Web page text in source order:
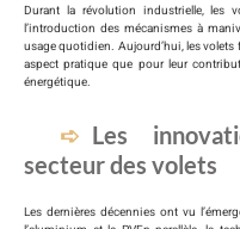
Durant la révolution industrielle, les
l’introduction des mécanismes à
usage quotidien. Aujourd’hui, les
aspect pratique que pour leur
énergétique.
Les
secteur des volets
Les dernières décennies ont vu